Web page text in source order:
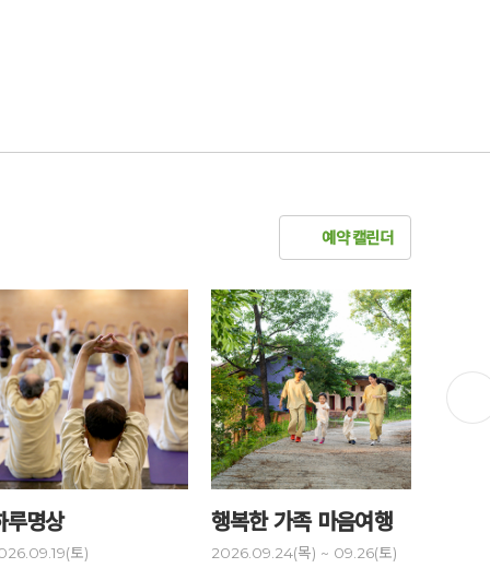
예약 캘린더
루명상
토)
행복한 가족 마음여행
2026.09.24(목) ~ 09.26(토)